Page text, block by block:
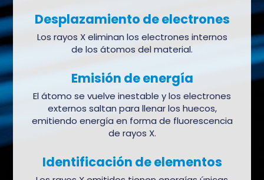
Desplazamiento de electrones
Los rayos X eliminan los electrones internos
de los átomos del material.
Emisión de energía
El átomo se vuelve inestable y los electrones
externos saltan para llenar los huecos,
emitiendo energía en forma de fluorescencia
de rayos X.
Identificación de elementos